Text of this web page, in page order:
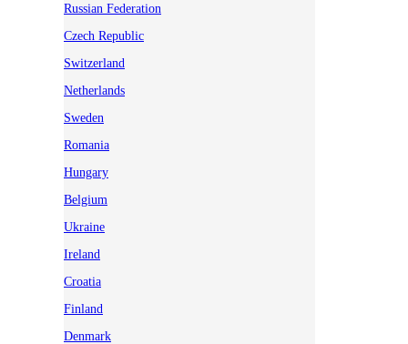
Russian Federation
Czech Republic
Switzerland
Netherlands
Sweden
Romania
Hungary
Belgium
Ukraine
Ireland
Croatia
Finland
Denmark